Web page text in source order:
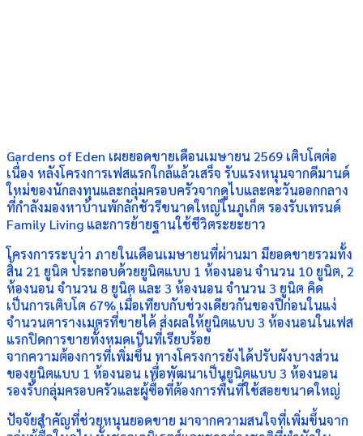
Gardens of Eden เผยยอดขายเดือนเมษายน 2569 เติบโตต่อ
เนื่อง หลังโครงการเฟสแรกใกล้แล้วเสร็จ รับแรงหนุนจากดีมานด์
ใหม่ของนักลงทุนและกลุ่มครอบครัวจากดูไบและตะวันออกกลาง
ที่กำลังมองหาบ้านพักลักชัวรีขนาดใหญ่ในภูเก็ต รองรับเทรนด์
Family Living และการย้ายฐานใช้ชีวิตระยะยาว
โครงการระบุว่า ภายในเดือนเมษายนที่ผ่านมา มียอดขายรวมทั้ง
สิ้น 21 ยูนิต ประกอบด้วยยูนิตแบบ 1 ห้องนอน จำนวน 10 ยูนิต, 2
ห้องนอน จำนวน 8 ยูนิต และ 3 ห้องนอน จำนวน 3 ยูนิต คิด
เป็นการเติบโต 67% เมื่อเทียบกับช่วงเดียวกันของปีก่อนในแง่
จำนวนตารางเมตรที่ขายได้ ส่งผลให้ยูนิตแบบ 3 ห้องนอนในเฟส
แรกปิดการขายทั้งหมดเป็นที่เรียบร้อย
จากความต้องการที่เพิ่มขึ้น ทางโครงการยังได้ปรับผังบางส่วน
ของยูนิตแบบ 1 ห้องนอน เพื่อพัฒนาเป็นยูนิตแบบ 3 ห้องนอน
รองรับกลุ่มครอบครัวและผู้ซื้อที่ต้องการพื้นที่ใช้สอยขนาดใหญ่
ปัจจัยสำคัญที่ช่วยหนุนยอดขาย มาจากความสนใจที่เพิ่มขึ้นจาก